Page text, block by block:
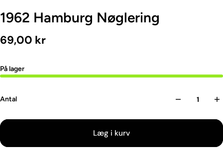
1962 Hamburg Nøglering
69,00 kr
På lager
Antal
Læg i kurv